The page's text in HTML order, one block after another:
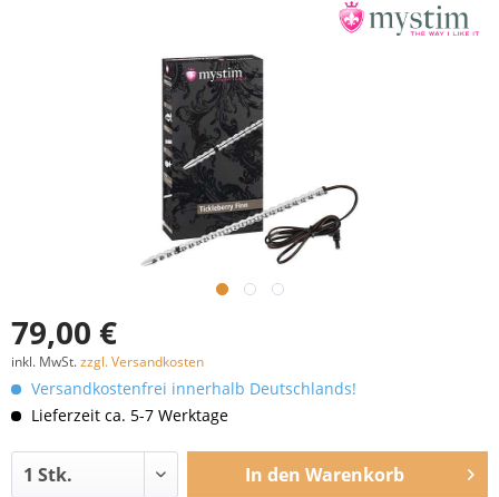
79,00 €
inkl. MwSt.zzgl. Versandkosten
Versandkostenfrei innerhalb Deutschlands!
Lieferzeit ca. 5-7 Werktage
In den Warenkorb